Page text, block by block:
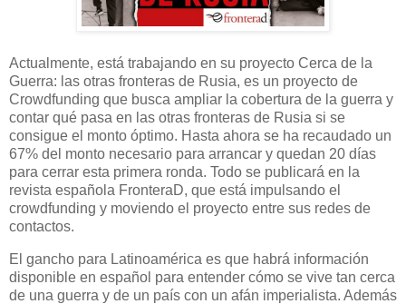
Actualmente, está trabajando en su proyecto Cerca de la
Guerra: las otras fronteras de Rusia, es un proyecto de
Crowdfunding que busca ampliar la cobertura de la guerra y
contar qué pasa en las otras fronteras de Rusia si se
consigue el monto óptimo. Hasta ahora se ha recaudado un
67% del monto necesario para arrancar y quedan 20 días
para cerrar esta primera ronda. Todo se publicará en la
revista española FronteraD, que está impulsando el
crowdfunding y moviendo el proyecto entre sus redes de
contactos.
El gancho para Latinoamérica es que habrá información
disponible en español para entender cómo se vive tan cerca
de una guerra y de un país con un afán imperialista. Además